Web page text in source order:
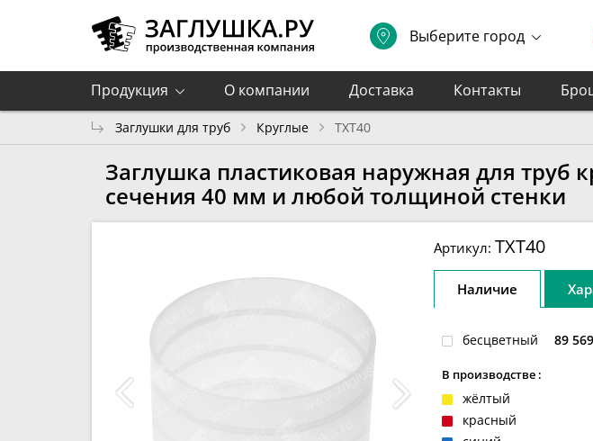
Выберите город
Продукция О компании Доставка Контакты
Заглушки для труб Круглые TXT40
Заглушка пластиковая наружная для труб
сечения 40 мм и любой толщиной стенки
Артикул: TXT40
Наличие
бесцветный 89
В производстве :
жёлтый
красный